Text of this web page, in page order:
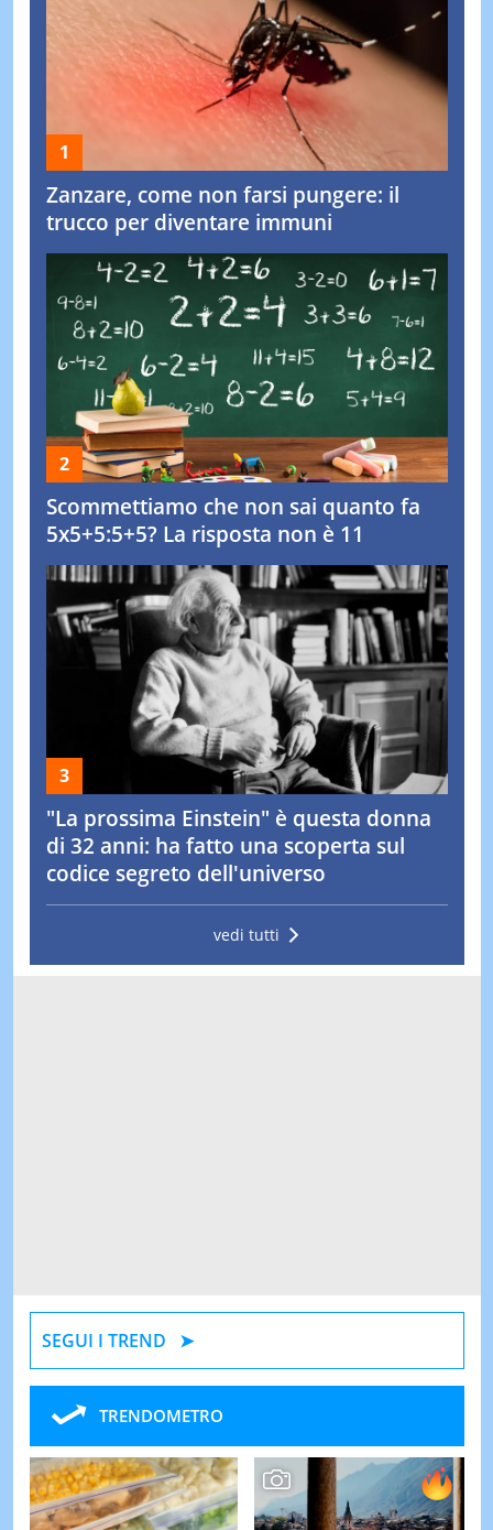
Zanzare, come non farsi pungere: il
trucco per diventare immuni
Scommettiamo che non sai quanto fa
5x5+5:5+5? La risposta non è 11
"La prossima Einstein" è questa donna
di 32 anni: ha fatto una scoperta sul
codice segreto dell'universo
vedi tutti
SEGUI I TREND
TRENDOMETRO